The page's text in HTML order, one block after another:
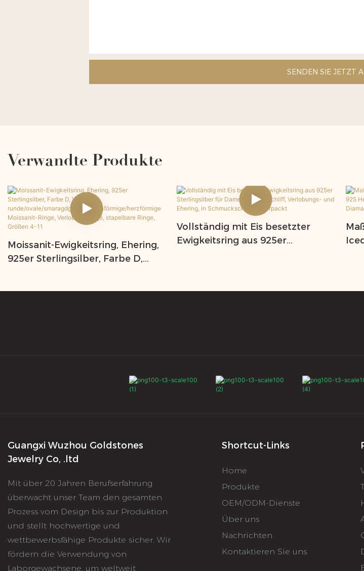
SENDEN SIE JETZT
Verwandte Produkte
Moissanit-Ewigkeitsring, Ehering,
925er Sterlingsilber, Farbe D,
Vollständig mit Eis besetzter
Ewigkeitsring aus 925er
Guangxi Wuzhou Goldstones
Jewelry Co, .ltd
Mit über 20 Jahren Berufserfahrung
überwacht unser Team den gesamten
Prozess vom Design bis zur Produktion
und stellt hochwertige und
wettbewerbsfähige Produkte sicher. Wir
fördern die Verwendung von
Laborgewachsene, um weltweit
Shortcut-Links
Home
Produkte
OEM/ODM-Dienste
Über uns
Nachrichten
Kontaktieren Sie uns